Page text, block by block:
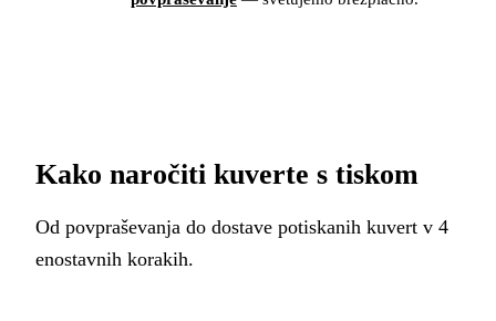
Kako naročiti kuverte s tiskom
Od povpraševanja do dostave potiskanih kuvert v 4
enostavnih korakih.